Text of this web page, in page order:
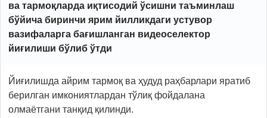
ва тармоқларда иқтисодий ўсишни таъминлаш
бўйича биринчи ярим йилликдаги устувор
вазифаларга бағишланган видеоселектор
йиғилиши бўлиб ўтди
Йиғилишда айрим тармоқ ва ҳудуд раҳбарлари яратиб
берилган имкониятлардан тўлиқ фойдалана
олмаётгани танқид қилинди.